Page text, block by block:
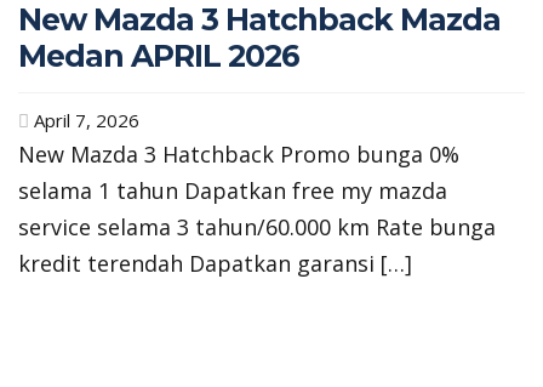
New Mazda 3 Hatchback Mazda
Medan APRIL 2026
April 7, 2026
New Mazda 3 Hatchback Promo bunga 0%
selama 1 tahun Dapatkan free my mazda
service selama 3 tahun/60.000 km Rate bunga
kredit terendah Dapatkan garansi […]